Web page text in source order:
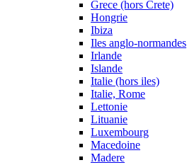
Grece (hors Crete)
Hongrie
Ibiza
Iles anglo-normandes
Irlande
Islande
Italie (hors iles)
Italie, Rome
Lettonie
Lituanie
Luxembourg
Macedoine
Madere